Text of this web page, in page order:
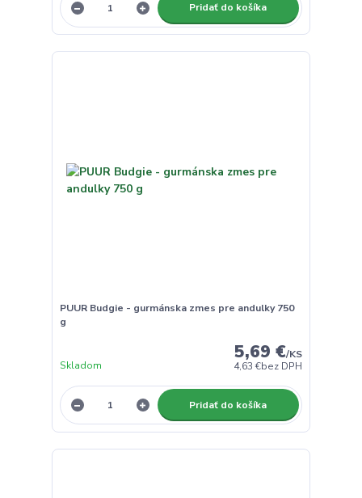
Pridať do košíka
PUUR Budgie - gurmánska zmes pre andulky 750
g
5,69 €/KS
4,63 €bez DPH
Skladom
Pridať do košíka